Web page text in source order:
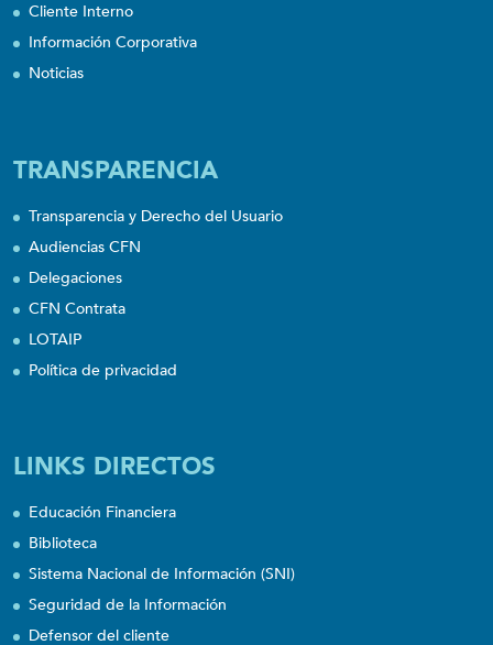
Cliente Interno
Información Corporativa
Noticias
TRANSPARENCIA
Transparencia y Derecho del Usuario
Audiencias CFN
Delegaciones
CFN Contrata
LOTAIP
Política de privacidad
LINKS DIRECTOS
Educación Financiera
Biblioteca
Sistema Nacional de Información (SNI)
Seguridad de la Información
Defensor del cliente